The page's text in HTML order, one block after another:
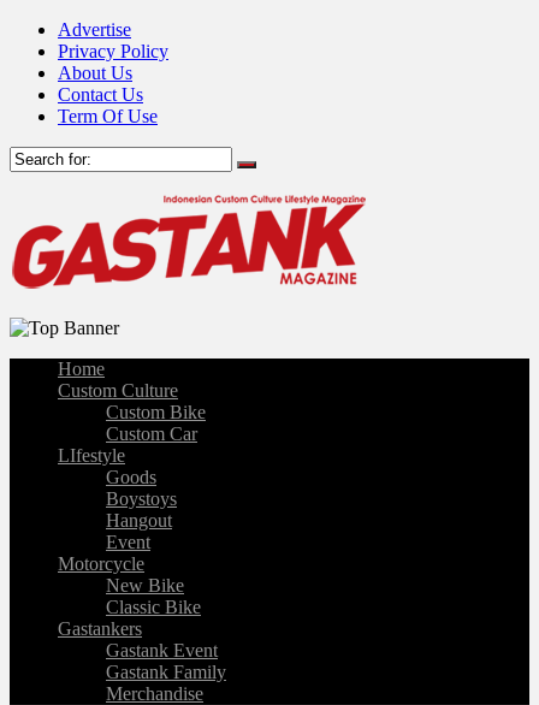
Advertise
Privacy Policy
About Us
Contact Us
Term Of Use
Home
Custom Culture
Custom Bike
Custom Car
LIfestyle
Goods
Boystoys
Hangout
Event
Motorcycle
New Bike
Classic Bike
Gastankers
Gastank Event
Gastank Family
Merchandise